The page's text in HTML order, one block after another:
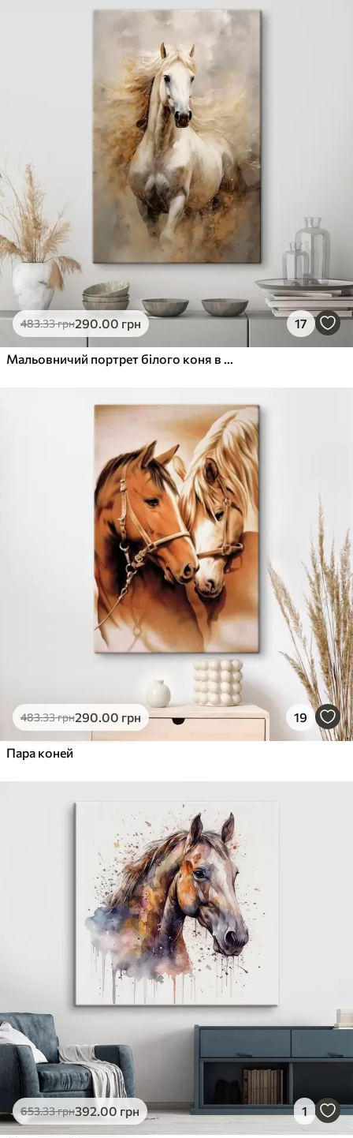
Яскраві, насичені кольори
Безпечне чорнило без запаху
Поверхня з текстурою полотна
Екологічний матеріал
Від
✓Яскраві, насичені кольори
✓Стійкість до вицвітання
✓Безпечне чорнило без запаху
✓Поверхня з текстурою полотна
✗Екологічний матеріал
Еко-Преміум
.00грн
✓Яскраві, насичені кольори
Поверхня з текстурою полотна
483.33грн290.00 грн 17
Мальовничий портрет білого коня в русі
483.33грн290.00 грн 19
Пара коней
653.33грн392.00 грн 1